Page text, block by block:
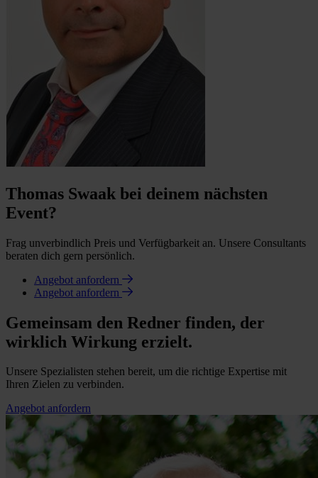
Thomas Swaak bei deinem nächsten
Event?
Frag unverbindlich Preis und Verfügbarkeit an. Unsere Consultants
beraten dich gern persönlich.
Angebot anfordern
Angebot anfordern
Gemeinsam den Redner finden, der
wirklich Wirkung erzielt.
Unsere Spezialisten stehen bereit, um die richtige Expertise mit
Ihren Zielen zu verbinden.
Angebot anfordern